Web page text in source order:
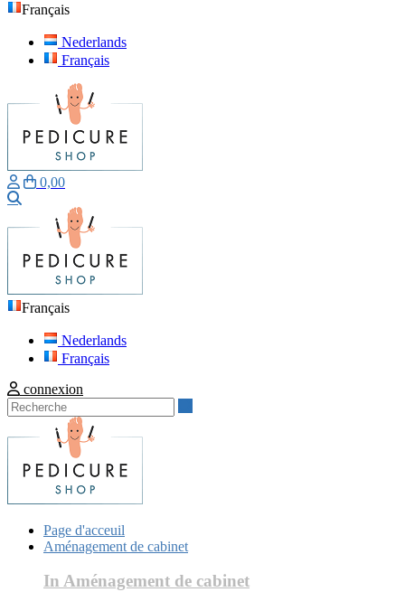
Français
Nederlands
Français
0,00
Français
Nederlands
Français
connexion
Page d'acceuil
Aménagement de cabinet
In Aménagement de cabinet